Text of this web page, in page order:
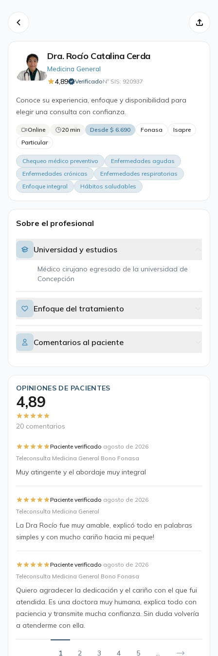
Dra. Rocío Catalina Cerda
Medicina General
4,89
VerificadoNº SIS: 920937·
Conoce su experiencia, enfoque y disponibilidad para
elegir una consulta con confianza.
Online 20 min Desde $ 6.690 Fonasa
Isapre
Particular
Chequeo médico preventivo
Enfermedades agudas
Enfermedades crónicas
Enfermedades respiratorias
Enfoque integral
Hábitos saludables
Sobre el profesional
Universidad y estudios
Médico cirujano egresado de la universidad de
Concepción
Enfoque del tratamiento
Comentarios al paciente
OPINIONES DE PACIENTES
4,89
20 comentarios
Paciente verificado·agosto de 2026
Teleconsulta Medicina General Bono Fonasa
Muy atingente y el abordaje muy integral
Paciente verificado·agosto de 2026
Teleconsulta Medicina General
La Dra Rocío fue muy amable, explicó todo en palabras
simples y con mucho cariño hacia mi peque!
Paciente verificado·agosto de 2026
Teleconsulta Medicina General Bono Fonasa
Quiero agradecer la dedicación y el cariño con el que fui
atendida. Es una doctora muy humana, explica todo con
paciencia y transmite mucha confianza. Sin duda volvería
a atenderme con ella.
1 2 3 4 5 ...